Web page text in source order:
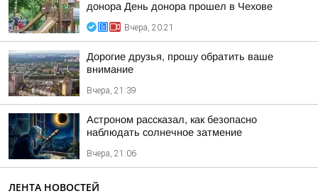
донора День донора прошел в Чехове
Вчера, 20:21
Дорогие друзья, прошу обратить ваше
внимание
Вчера, 21:39
Астроном рассказал, как безопасно
наблюдать солнечное затмение
Вчера, 21:06
ЛЕНТА НОВОСТЕЙ